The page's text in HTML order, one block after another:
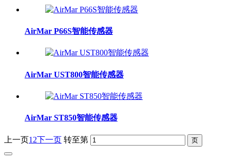
AirMar P66S智能传感器
AirMar UST800智能传感器
AirMar ST850智能传感器
上一页12下一页 转至第